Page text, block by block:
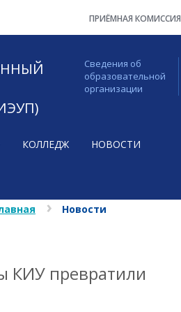
ПРИЁМНАЯ КОМИССИЯ
Сведения об
образовательной
организации
КОЛЛЕДЖ НОВОСТИ
Новости
КИУ превратили